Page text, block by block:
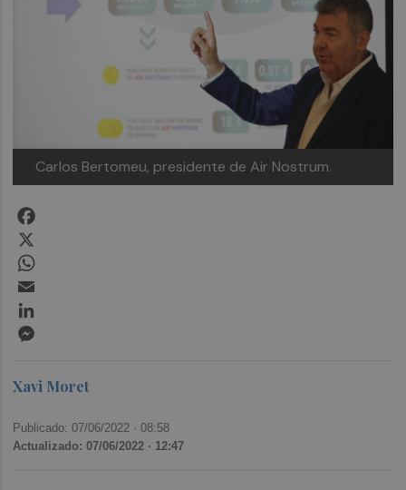
Carlos Bertomeu, presidente de Air Nostrum.
Xavi Moret
Publicado: 07/06/2022 ·08:58
Actualizado: 07/06/2022 · 12:47